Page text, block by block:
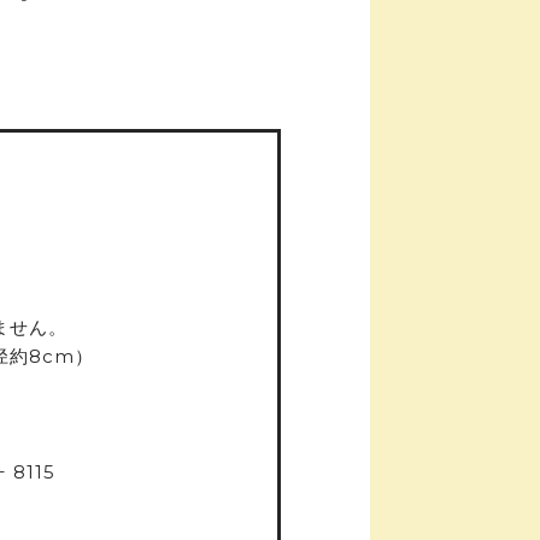
ん。
約8cm）
8115